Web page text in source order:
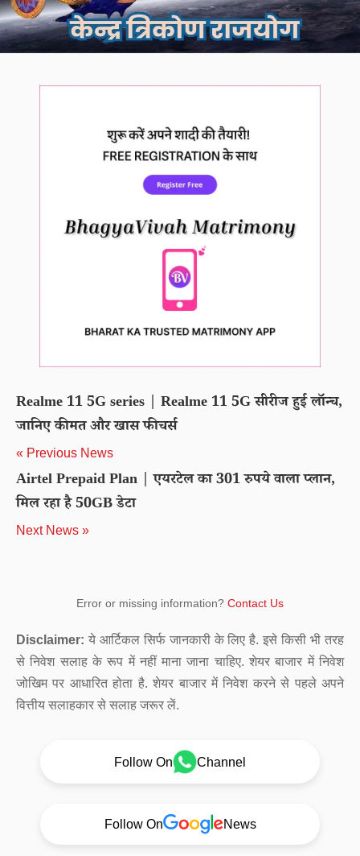
Realme 11 5G series | Realme 11 5G सीरीज हुई लॉन्च,
जानिए कीमत और खास फीचर्स
« Previous News
Airtel Prepaid Plan | एयरटेल का 301 रुपये वाला प्लान,
मिल रहा है 50GB डेटा
Next News »
Error or missing information? Contact Us
Disclaimer: ये आर्टिकल सिर्फ जानकारी के लिए है. इसे किसी भी तरह
से निवेश सलाह के रूप में नहीं माना जाना चाहिए. शेयर बाजार में निवेश
जोखिम पर आधारित होता है. शेयर बाजार में निवेश करने से पहले अपने
वित्तीय सलाहकार से सलाह जरूर लें.
Follow On Channel
Follow On News